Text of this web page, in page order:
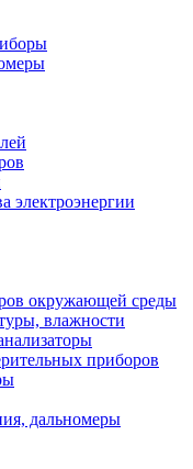
электроэнергии
окружающей среды
влажности
приборов
дальномеры